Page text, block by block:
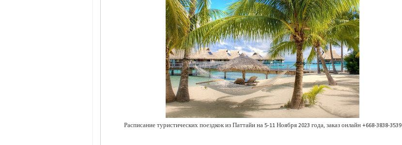
Расписание туристических поездкок из Паттайи на 5-11 Ноября 2023 года, заказ онлайн +668-3838-3539